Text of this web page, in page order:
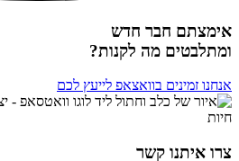
אימצתם חבר חדש
ומתלבטים מה לקנות?
אנחנו זמינים בוואצאפ לייעץ לכם
צרו איתנו קשר